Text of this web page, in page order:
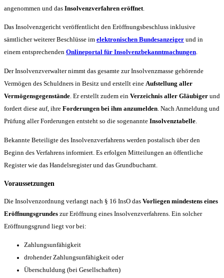
angenommen und das Insolvenzverfahren eröffnet
Das Insolvenzgericht veröffentlicht den Eröffnungsbeschluss inklusive
sämtlicher weiterer Beschlüsse im elektronischen Bundesanzeiger und in
einem entsprechenden Onlineportal für Insolvenzbekanntmachungen.
Der Insolvenzverwalter nimmt das gesamte zur Insolvenzmasse gehörende
Vermögen des Schuldners in Besitz und erstellt eine Aufstellung aller
Vermögensgegenstände. Er erstellt zudem ein Verzeichnis aller Gläubiger und
fordert diese auf, ihre Forderungen bei ihm anzumelden. Nach Anmeldung und
Prüfung aller Forderungen entsteht so die sogenannte Insolvenztabelle.
Bekannte Beteiligte des Insolvenzverfahrens werden postalisch über den
Beginn des Verfahrens informiert. Es erfolgen Mitteilungen an öffentliche
Register wie das Handelsregister und das Grundbuchamt.
Voraussetzungen
Die Insolvenzordnung verlangt nach § 16 InsO das Vorliegen mindestens eines
Eröffnungsgrundes zur Eröffnung eines Insolvenzverfahrens. Ein solcher
Eröffnungsgrund liegt vor bei:
Zahlungsunfähigkeit
drohender Zahlungsunfähigkeit oder
Überschuldung (bei Gesellschaften)